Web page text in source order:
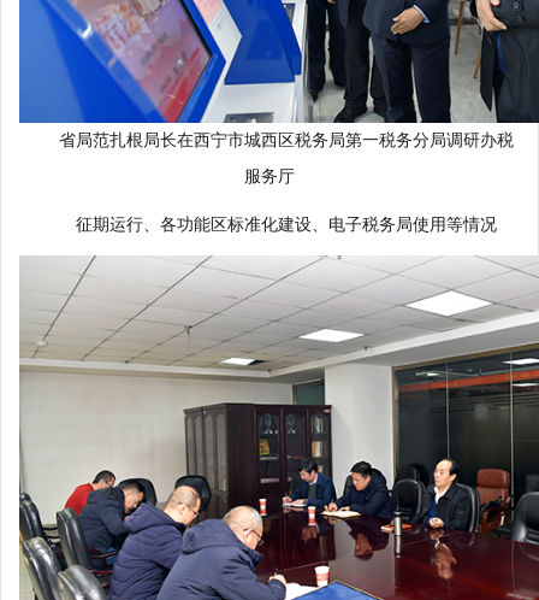
省局范扎根局长在西宁市城西区税务局第一税务分局调研办税
服务厅
征期运行、各功能区标准化建设、电子税务局使用等情况